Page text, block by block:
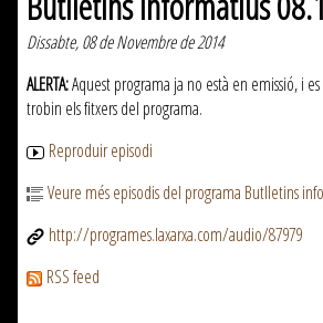
Dissabte, 08 de Novembre de 2014
ALERTA:Aquest programa ja no està en emissió, i
trobin els fitxers del programa.
Reproduir episodi
Veure més episodis del programa Butlletins
http://programes.laxarxa.com/audio/87979
RSS feed